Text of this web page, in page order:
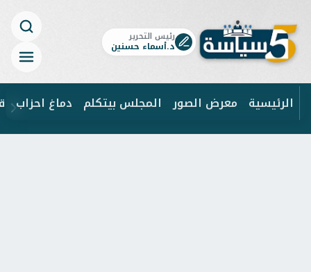
رئيس التحرير
د.أسماء حسنين
الرئيسية معرض الصور المجلس بيتكلم دماغ احزاب